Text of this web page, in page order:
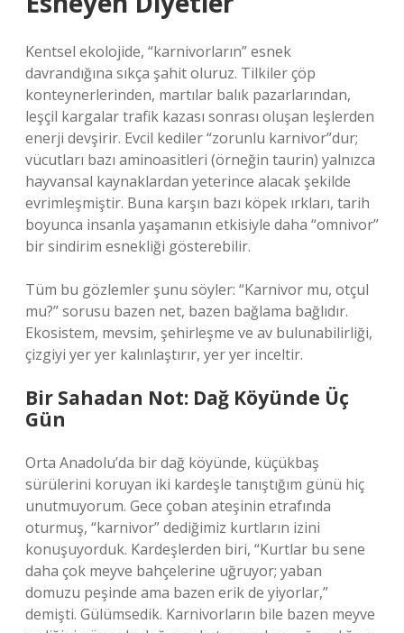
Kentsel ekolojide, “karnivorların” esnek
davrandığına sıkça şahit oluruz. Tilkiler çöp
konteynerlerinden, martılar balık pazarlarından,
leşçil kargalar trafik kazası sonrası oluşan leşlerden
enerji devşirir. Evcil kediler “zorunlu karnivor”dur;
vücutları bazı aminoasitleri (örneğin taurin) yalnızca
hayvansal kaynaklardan yeterince alacak şekilde
evrimleşmiştir. Buna karşın bazı köpek ırkları, tarih
boyunca insanla yaşamanın etkisiyle daha “omnivor”
bir sindirim esnekliği gösterebilir.
Tüm bu gözlemler şunu söyler: “Karnivor mu, otçul
mu?” sorusu bazen net, bazen bağlama bağlıdır.
Ekosistem, mevsim, şehirleşme ve av bulunabilirliği,
çizgiyi yer yer kalınlaştırır, yer yer inceltir.
Bir Sahadan Not: Dağ Köyünde Üç
Gün
Orta Anadolu’da bir dağ köyünde, küçükbaş
sürülerini koruyan iki kardeşle tanıştığım günü hiç
unutmuyorum. Gece çoban ateşinin etrafında
oturmuş, “karnivor” dediğimiz kurtların izini
konuşuyorduk. Kardeşlerden biri, “Kurtlar bu sene
daha çok meyve bahçelerine uğruyor; yaban
domuzu peşinde ama bazen erik de yiyorlar,”
demişti. Gülümsedik. Karnivorların bile bazen meyve